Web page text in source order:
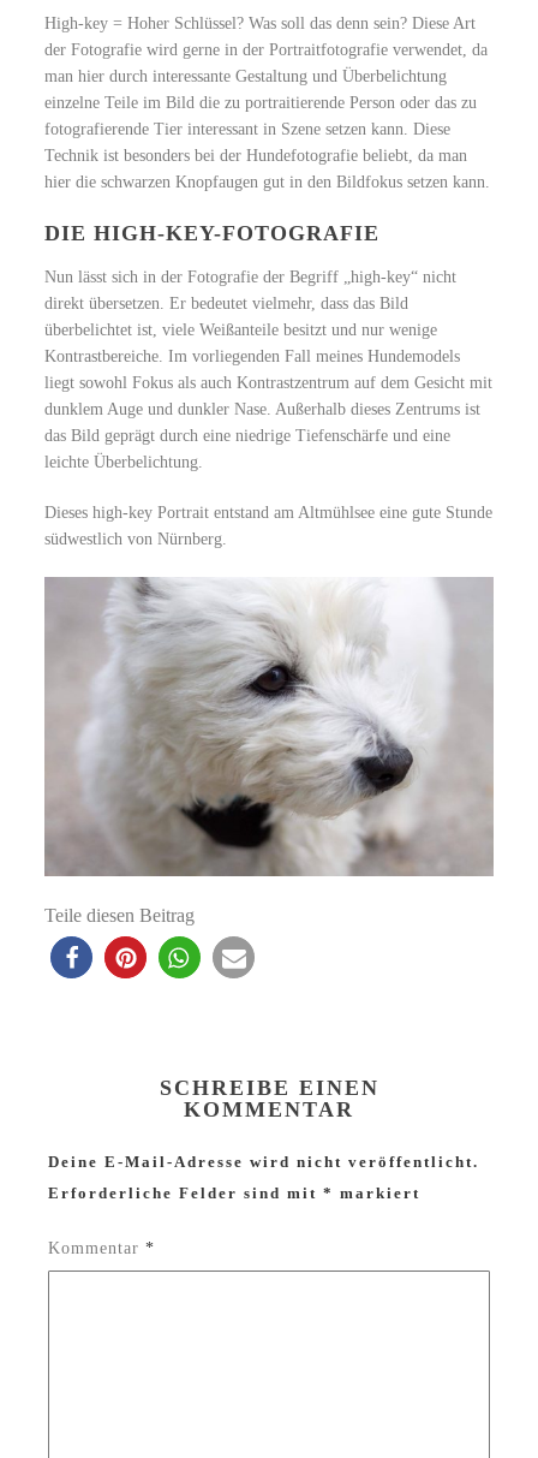
High-key = Hoher Schlüssel? Was soll das denn sein? Diese Art
der Fotografie wird gerne in der Portraitfotografie verwendet, da
man hier durch interessante Gestaltung und Überbelichtung
einzelne Teile im Bild die zu portraitierende Person oder das zu
fotografierende Tier interessant in Szene setzen kann. Diese
Technik ist besonders bei der Hundefotografie beliebt, da man
hier die schwarzen Knopfaugen gut in den Bildfokus setzen kann.
DIE HIGH-KEY-FOTOGRAFIE
Nun lässt sich in der Fotografie der Begriff „high-key“ nicht
direkt übersetzen. Er bedeutet vielmehr, dass das Bild
überbelichtet ist, viele Weißanteile besitzt und nur wenige
Kontrastbereiche. Im vorliegenden Fall meines Hundemodels
liegt sowohl Fokus als auch Kontrastzentrum auf dem Gesicht mit
dunklem Auge und dunkler Nase. Außerhalb dieses Zentrums ist
das Bild geprägt durch eine niedrige Tiefenschärfe und eine
leichte Überbelichtung.
Dieses high-key Portrait entstand am Altmühlsee eine gute Stunde
südwestlich von Nürnberg.
Teile diesen Beitrag
SCHREIBE EINEN
KOMMENTAR
Deine E-Mail-Adresse wird nicht veröffentlicht.
Erforderliche Felder sind mit* markiert
Kommentar*